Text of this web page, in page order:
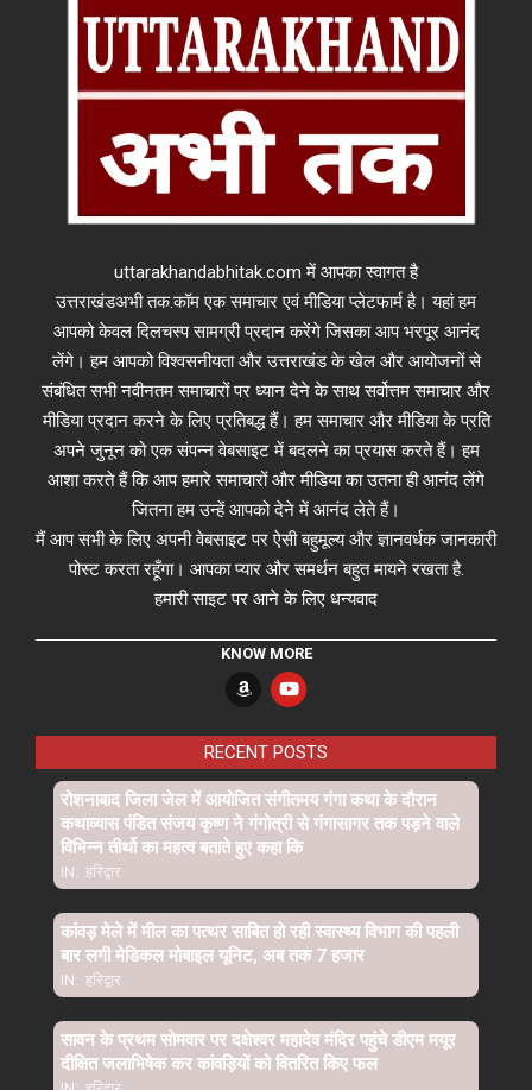
uttarakhandabhitak.com में आपका स्वागत है
उत्तराखंडअभी तक.कॉम एक समाचार एवं मीडिया प्लेटफार्म है। यहां हम
आपको केवल दिलचस्प सामग्री प्रदान करेंगे जिसका आप भरपूर आनंद
लेंगे। हम आपको विश्वसनीयता और उत्तराखंड के खेल और आयोजनों से
संबंधित सभी नवीनतम समाचारों पर ध्यान देने के साथ सर्वोत्तम समाचार और
मीडिया प्रदान करने के लिए प्रतिबद्ध हैं। हम समाचार और मीडिया के प्रति
अपने जुनून को एक संपन्न वेबसाइट में बदलने का प्रयास करते हैं। हम
आशा करते हैं कि आप हमारे समाचारों और मीडिया का उतना ही आनंद लेंगे
जितना हम उन्हें आपको देने में आनंद लेते हैं।
मैं आप सभी के लिए अपनी वेबसाइट पर ऐसी बहुमूल्य और ज्ञानवर्धक जानकारी
पोस्ट करता रहूँगा। आपका प्यार और समर्थन बहुत मायने रखता है.
हमारी साइट पर आने के लिए धन्यवाद
KNOW MORE
RECENT POSTS
रोशनाबाद जिला जेल में आयोजित संगीतमय गंगा कथा के दौरान
कथाव्यास पंडित संजय कृष्ण ने गंगोत्री से गंगासागर तक पड़ने वाले
विभिन्न तीर्थो का महत्व बताते हुए कहा कि
IN: हरिद्वार
कांवड़ मेले में मील का पत्थर साबित हो रही स्वास्थ्य विभाग की पहली
बार लगी मेडिकल मोबाइल यूनिट, अब तक 7 हजार
IN: हरिद्वार
सावन के प्रथम सोमवार पर दक्षेश्वर महादेव मंदिर पहुंचे डीएम मयूर
दीक्षित जलाभिषेक कर कांवड़ियों को वितरित किए फल